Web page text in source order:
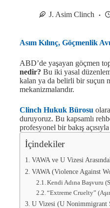
J. Asim Clinch
Asım Kılınç, Göçmenlik
ABD’de yaşayan göçmen
nedir? Bu iki yasal
kalan ya da belirli bir suçun
mekanizmalarıdır.
Clinch Hukuk Bürosu
duruyoruz. Bu kapsamlı
profesyonel bir bakış
İçindekiler
VAWA ve U Vizesi
VAWA (Violence Against
Kendi Adına Başvuru
“Extreme Cruelty”
U Vizesi (U Nonimmigrant